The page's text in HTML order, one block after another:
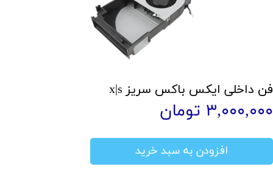
فن داخلی ایکس باکس سریز x|s
۳,۰۰۰,۰۰۰ تومان
افزودن به سبد خرید